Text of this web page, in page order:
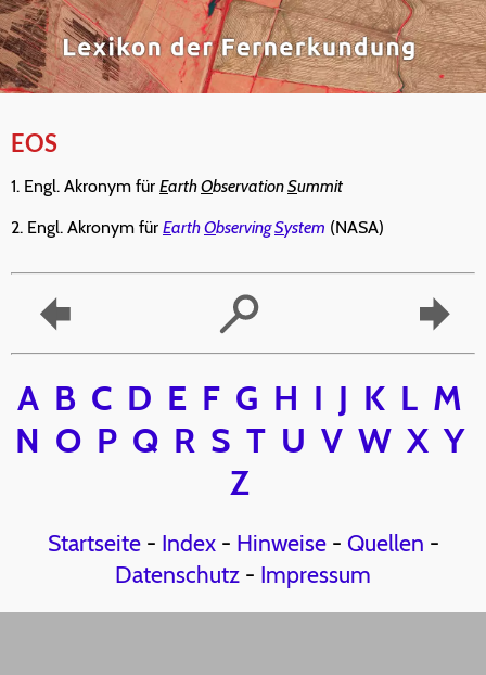
EOS
1. Engl. Akronym für EarthObservationSummit
2. Engl. Akronym für EarthObservingSystem (NASA)
A B C D E F G H I J K L M
N O P Q R S T U V W X Y
Z
Startseite- Index- Hinweise- Quellen -
Datenschutz - Impressum